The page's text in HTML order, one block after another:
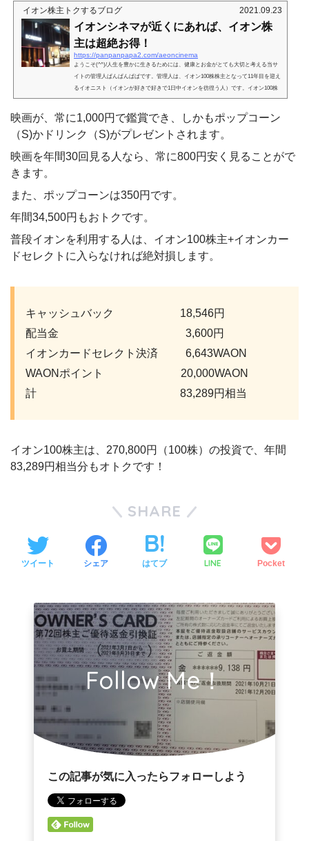
イオン株主トクするブログ 2021.09.23
イオンシネマが近くにあれば、イオン株
主は超絶お得！
https://panpanpapa2.com/aeoncinema
ようこそ(^^)/人生を豊かに生きるためには、健康とお金がとても大切と考える当サ
イトの管理人ぱんぱんぱぱです。管理人は、イオン100株株主となって11年目を迎え
るイオニスト（イオンが好きで好きで1日中イオンを彷徨う人）です。イオン100株
株主となって、イオンでイオンカードセレクトを使い、WAONポイント対象食品を
積極的にチョイスして、年間70万円ほど購入すると、驚くほど得します。管理人の
場合です。イオンで年間70万円程度利用すれば、年間6万円前後は、確実に得しま
す。すごくない？うそのようなホントです。管理人は、現在...
映画が、常に1,000円で鑑賞でき、しかもポップコーン
（S)かドリンク（S)がプレゼントされます。
映画を年間30回見る人なら、常に800円安く見ることがで
きます。
また、ポップコーンは350円です。
年間34,500円もおトクです。
普段イオンを利用する人は、イオン100株主+イオンカー
ドセレクトに入らなければ絶対損します。
キャッシュバック 18,546円
配当金 3,600円
イオンカードセレクト決済 6,643WAON
WAONポイント 20,000WAON
計 83,289円相当
イオン100株主は、270,800円（100株）の投資で、年間
83,289円相当分もオトクです！
SHARE
ツイート シェア はてブ LINE Pocket
Follow Me！
この記事が気に入ったらフォローしよう